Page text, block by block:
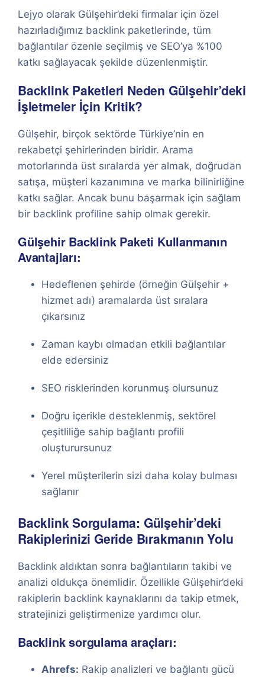
Lejyo olarak Gülşehir’deki firmalar için özel
hazırladığımız backlink paketlerinde, tüm
bağlantılar özenle seçilmiş ve SEO’ya %100
katkı sağlayacak şekilde düzenlenmiştir.
Backlink Paketleri Neden Gülşehir’deki
İşletmeler İçin Kritik?
Gülşehir, birçok sektörde Türkiye’nin en
rekabetçi şehirlerinden biridir. Arama
motorlarında üst sıralarda yer almak, doğrudan
satışa, müşteri kazanımına ve marka bilinirliğine
katkı sağlar. Ancak bunu başarmak için sağlam
bir backlink profiline sahip olmak gerekir.
Gülşehir Backlink Paketi Kullanmanın
Avantajları:
Hedeflenen şehirde (örneğin Gülşehir +
hizmet adı) aramalarda üst sıralara
çıkarsınız
Zaman kaybı olmadan etkili bağlantılar
elde edersiniz
SEO risklerinden korunmuş olursunuz
Doğru içerikle desteklenmiş, sektörel
çeşitliliğe sahip bağlantı profili
oluşturursunuz
Yerel müşterilerin sizi daha kolay bulması
sağlanır
Backlink Sorgulama: Gülşehir’deki
Rakiplerinizi Geride Bırakmanın Yolu
Backlink aldıktan sonra bağlantıların takibi ve
analizi oldukça önemlidir. Özellikle Gülşehir’deki
rakiplerin backlink kaynaklarını da takip etmek,
stratejinizi geliştirmenize yardımcı olur.
Backlink sorgulama araçları:
Ahrefs: Rakip analizleri ve bağlantı gücü